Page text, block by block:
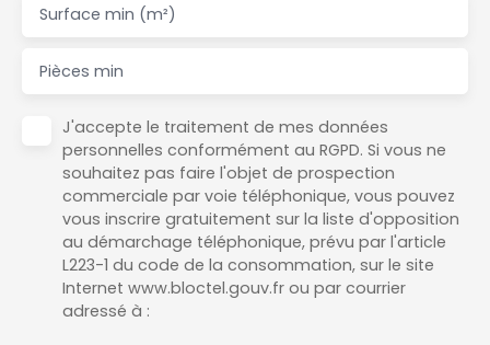
Surface min (m²)
Pièces min
J'accepte le traitement de mes données
personnelles conformément au RGPD. Si vous ne
souhaitez pas faire l'objet de prospection
commerciale par voie téléphonique, vous pouvez
vous inscrire gratuitement sur la liste d'opposition
au démarchage téléphonique, prévu par l'article
L223-1 du code de la consommation, sur le site
Internet www.bloctel.gouv.fr ou par courrier
adressé à :